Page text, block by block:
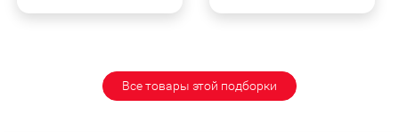
Все товары этой подборки